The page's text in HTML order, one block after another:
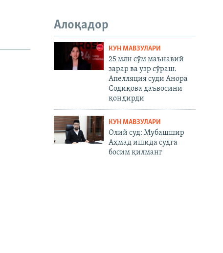
Алоқадор
КУН МАВЗУЛАРИ
25 млн сўм маънавий
зарар ва узр сўраш.
Апелляция суди Анора
Содиқова даъвосини
қондирди
КУН МАВЗУЛАРИ
Олий суд: Мубашшир
Аҳмад ишида судга
босим қилманг